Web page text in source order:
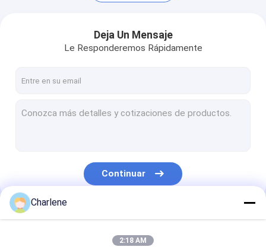
Deja Un Mensaje
Le Responderemos Rápidamente
Continuar
Nuestras Categorías
Charlene
2:18 AM